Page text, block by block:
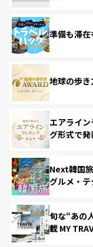
準備も滞
地球の歩
エアライ
グ形式で発
Next韓国
グルメ・テ
旬な“あの
載 MY